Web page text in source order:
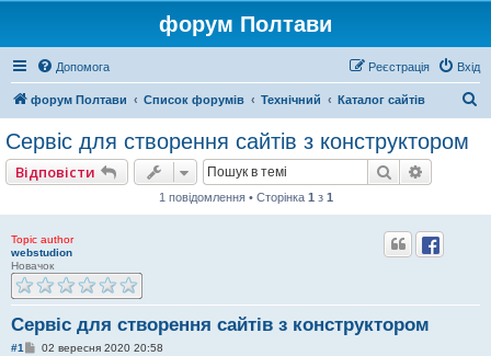
форум Полтави
Допомога Вхід
Реєстрація
форум Полтави Список форумів Технічний Каталог сайтів
Сервіс для створення сайтів з конструктором
Відповісти Пошук
1 повідомлення • Сторінка 1 з 1
Topic author
webstudion
Новачок
Сервіс для створення сайтів з конструктором
#1
П02 вересня 2020 20:58